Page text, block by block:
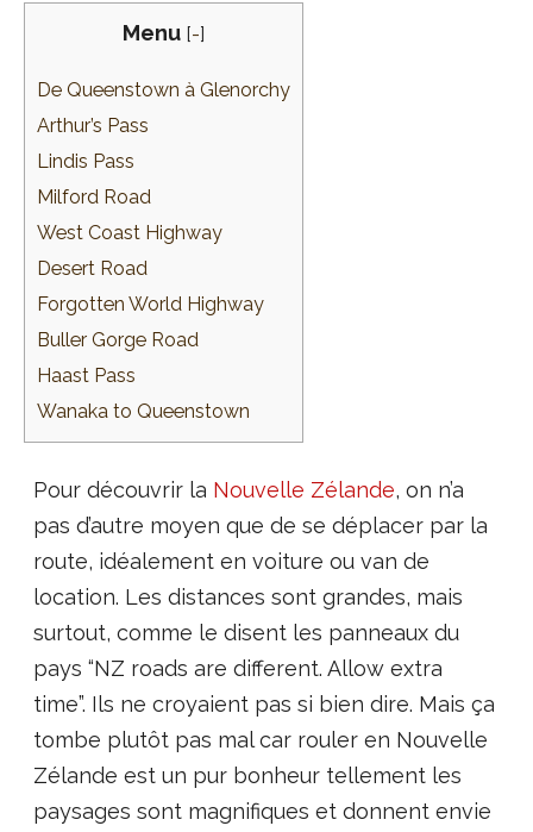
Menu [-]
De Queenstown à Glenorchy
Arthur’s Pass
Lindis Pass
Milford Road
West Coast Highway
Desert Road
Forgotten World Highway
Buller Gorge Road
Haast Pass
Wanaka to Queenstown
Pour découvrir la Nouvelle Zélande, on n’a
pas d’autre moyen que de se déplacer par la
route, idéalement en voiture ou van de
location. Les distances sont grandes, mais
surtout, comme le disent les panneaux du
pays “NZ roads are different. Allow extra
time”. Ils ne croyaient pas si bien dire. Mais ça
tombe plutôt pas mal car rouler en Nouvelle
Zélande est un pur bonheur tellement les
paysages sont magnifiques et donnent envie